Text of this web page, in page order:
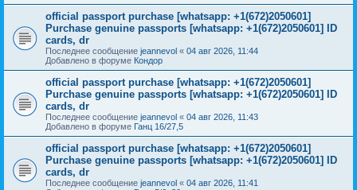
official passport purchase [whatsapp: +1(672)2050601]
Purchase genuine passports [whatsapp: +1(672)2050601] ID
cards, dr
Последнее сообщение jeannevol « 04 авг 2026, 11:44
Добавлено в форуме Кондор
official passport purchase [whatsapp: +1(672)2050601]
Purchase genuine passports [whatsapp: +1(672)2050601] ID
cards, dr
Последнее сообщение jeannevol « 04 авг 2026, 11:43
Добавлено в форуме Ганц 16/27,5
official passport purchase [whatsapp: +1(672)2050601]
Purchase genuine passports [whatsapp: +1(672)2050601] ID
cards, dr
Последнее сообщение jeannevol « 04 авг 2026, 11:41